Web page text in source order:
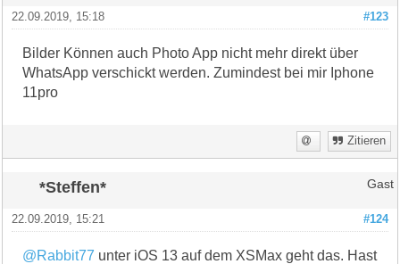
#123
22.09.2019, 15:18
Bilder Können auch Photo App nicht mehr direkt über
WhatsApp verschickt werden. Zumindest bei mir Iphone
11pro
Zitieren
*Steffen* Gast
#124
22.09.2019, 15:21
@Rabbit77 unter iOS 13 auf dem XSMax geht das. Hast